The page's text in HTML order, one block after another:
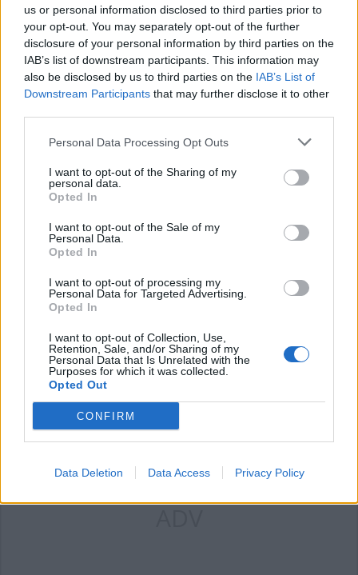
us or personal information disclosed to third parties prior to
your opt-out. You may separately opt-out of the further
disclosure of your personal information by third parties on the
IAB’s list of downstream participants. This information may
also be disclosed by us to third parties on the IAB’s List of
Downstream Participants that may further disclose it to other
Personal Data Processing Opt Outs
I want to opt-out of the Sharing of my
personal data.
Opted In
I want to opt-out of the Sale of my
Personal Data.
Opted In
I want to opt-out of processing my
Personal Data for Targeted Advertising.
Opted In
I want to opt-out of Collection, Use,
Retention, Sale, and/or Sharing of my
Personal Data that Is Unrelated with the
Purposes for which it was collected.
Opted Out
CONFIRM
Data Deletion Data Access Privacy Policy
Tutti gli eventi
diagostoa Materia
Via Confalonieri, 5 - Castronno
Redazione VareseNews
redazione@varesenews.it
Noi della redazione di VareseNews crediamo che
una buona informazione contribuisca a migliorare
stimolare curiosità e spirito critico.
PIÙ INFORMAZIONI SU
podcast 0048
LEGGI GLI ALTRI ARTICOLI DI
LIFE